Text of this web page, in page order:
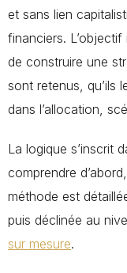
et sans lien
financiers. L’objectif
de construire une
sont retenus, qu’ils
dans l’allocation,
La logique s’inscrit
comprendre
méthode est
puis déclinée au
sur mesure.